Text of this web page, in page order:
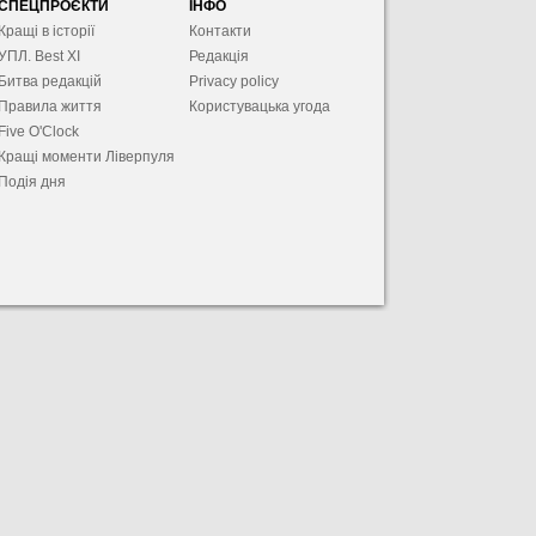
Кращі в історії
Best XІ
Битва редакцій
Правила життя
Five O'Clock
Кращі моменти Ліверпуля
Подія дня
ІНФО
Контакти
Редакція
Privacy policy
Користувацька угода